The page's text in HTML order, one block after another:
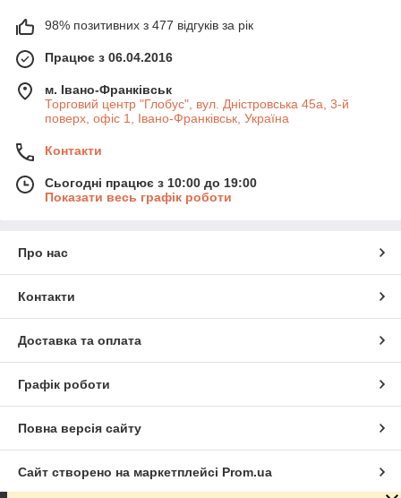
98% позитивних з 477 відгуків за рік
Працює з 06.04.2016
м. Івано-Франківськ
Торговий центр "Глобус", вул. Дністровська 45а, 3-й
поверх, офіс 1, Івано-Франківськ, Україна
Контакти
Сьогодні працює з 10:00 до 19:00
Показати весь графік роботи
Про нас
Контакти
Доставка та оплата
Графік роботи
Повна версія сайту
Сайт створено на маркетплейсі Prom.ua